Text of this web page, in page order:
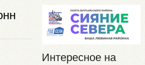
Интересное на